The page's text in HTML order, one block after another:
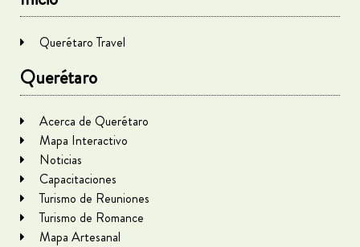
Querétaro Travel
Querétaro
Acerca de Querétaro
Mapa Interactivo
Noticias
Capacitaciones
Turismo de Reuniones
Turismo de Romance
Mapa Artesanal